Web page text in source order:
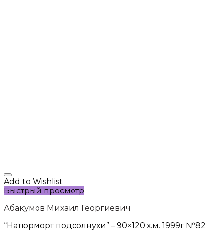
Add to Wishlist
Быстрый просмотр
Абакумов Михаил Георгиевич
“Натюрморт подсолнухи” – 90×120 х.м. 1999г №82